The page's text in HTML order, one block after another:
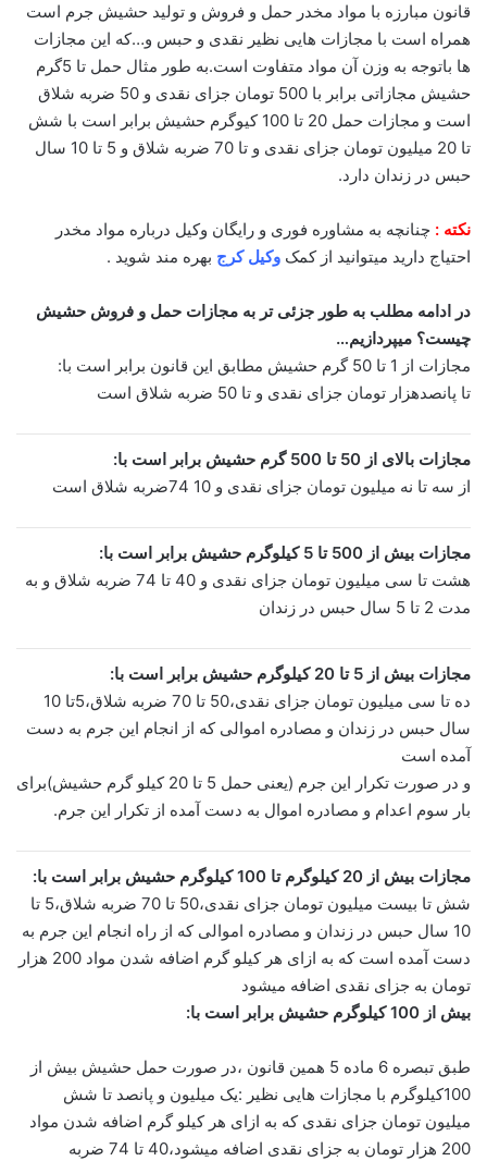
قانون مبارزه با مواد مخدر حمل و فروش و تولید حشیش جرم است
همراه است با مجازات هایی نظیر نقدی و حبس و…که این مجازات
ها باتوجه به وزن آن مواد متفاوت است.به طور مثال حمل تا 5گرم
حشیش مجازاتی برابر با 500 تومان جزای نقدی و 50 ضربه شلاق
است و مجازات حمل 20 تا 100 کیوگرم حشیش برابر است با شش
تا 20 میلیون تومان جزای نقدی و تا 70 ضربه شلاق و 5 تا 10 سال
حبس در زندان دارد.
نکته : چنانچه به مشاوره فوری و رایگان وکیل درباره مواد مخدر
احتیاج دارید میتوانید از کمک وکیل کرج بهره مند شوید .
در ادامه مطلب به طور جزئی تر به مجازات حمل و فروش حشیش
چیست؟ میپردازیم…
مجازات از 1 تا 50 گرم حشیش مطابق این قانون برابر است با:
تا پانصدهزار تومان جزای نقدی و تا 50 ضربه شلاق است
مجازات بالای از 50 تا 500 گرم حشیش برابر است با:
از سه تا نه میلیون تومان جزای نقدی و 10 74ضربه شلاق است
مجازات بیش از 500 تا 5 کیلوگرم حشیش برابر است با:
هشت تا سی میلیون تومان جزای نقدی و 40 تا 74 ضربه شلاق و به
مدت 2 تا 5 سال حبس در زندان
مجازات بیش از 5 تا 20 کیلوگرم حشیش برابر است با:
ده تا سی میلیون تومان جزای نقدی،50 تا 70 ضربه شلاق،5تا 10
سال حبس در زندان و مصادره اموالی که از انجام این جرم به دست
آمده است
و در صورت تکرار این جرم (یعنی حمل 5 تا 20 کیلو گرم حشیش)برای
بار سوم اعدام و مصادره اموال به دست آمده از تکرار این جرم.
مجازات بیش از 20 کیلوگرم تا 100 کیلوگرم حشیش برابر است با:
شش تا بیست میلیون تومان جزای نقدی،50 تا 70 ضربه شلاق،5 تا
10 سال حبس در زندان و مصادره اموالی که از راه انجام این جرم به
دست آمده است که به ازای هر کیلو گرم اضافه شدن مواد 200 هزار
تومان به جزای نقدی اضافه میشود
بیش از 100 کیلوگرم حشیش برابر است با:
طبق تبصره 6 ماده 5 همین قانون ،در صورت حمل حشیش بیش از
100کیلوگرم با مجازات هایی نظیر :یک میلیون و پانصد تا شش
میلیون تومان جزای نقدی که به ازای هر کیلو گرم اضافه شدن مواد
200 هزار تومان به جزای نقدی اضافه میشود،40 تا 74 ضربه